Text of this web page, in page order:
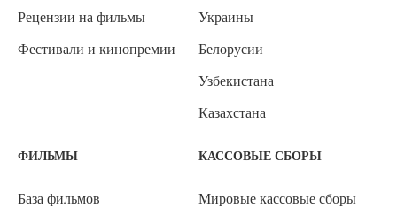
Рецензии на фильмы
Фестивали и кинопремии
Украины
Белорусии
Узбекистана
Казахстана
ФИЛЬМЫ
База фильмов
КАССОВЫЕ СБОРЫ
Мировые кассовые сборы